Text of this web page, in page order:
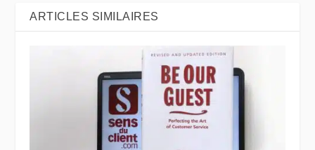
ARTICLES SIMILAIRES